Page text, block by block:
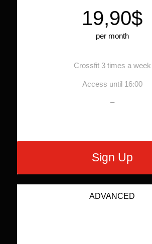
19,90$
per month
Crossfit 3 times a week
Access until 16:00
–
–
Sign Up
ADVANCED